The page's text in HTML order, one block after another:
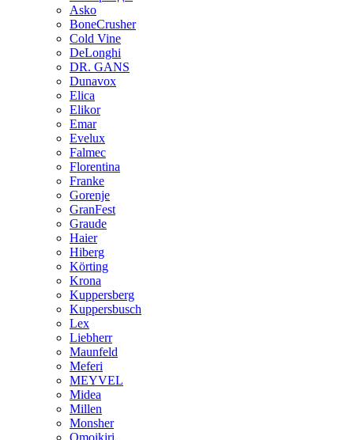
Asko
BoneCrusher
Cold Vine
DeLonghi
DR. GANS
Dunavox
Elica
Elikor
Emar
Evelux
Falmec
Florentina
Franke
Gorenje
GranFest
Graude
Haier
Hiberg
Körting
Krona
Kuppersberg
Kuppersbusch
Lex
Liebherr
Maunfeld
Meferi
MEYVEL
Midea
Millen
Monsher
Omoikiri